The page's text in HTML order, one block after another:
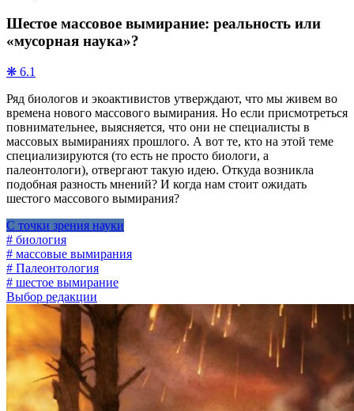
Шестое массовое вымирание: реальность или
«мусорная наука»?
❋ 6.1
Ряд биологов и экоактивистов утверждают, что мы живем во
времена нового массового вымирания. Но если присмотреться
повнимательнее, выясняется, что они не специалисты в
массовых вымираниях прошлого. А вот те, кто на этой теме
специализируются (то есть не просто биологи, а
палеонтологи), отвергают такую идею. Откуда возникла
подобная разность мнений? И когда нам стоит ожидать
шестого массового вымирания?
С точки зрения науки
# биология
# массовые вымирания
# Палеонтология
# шестое вымирание
Выбор редакции